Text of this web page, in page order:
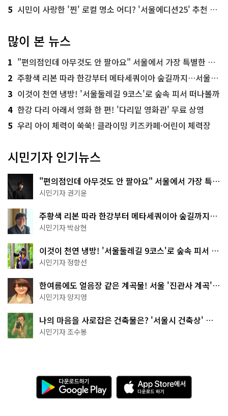
5 시민이 사랑한 '찐' 로컬 명소 어디? '서울에디션25' 추천 코스
많이 본 뉴스
1 "편의점인데 아무것도 안 팔아요" 서울에서 가장 특별한 편의점의 정체
2 주황색 리본 따라 한강부터 메타세쿼이아 숲길까지…서울둘레길 15코스
3 이것이 천연 냉방! '서울둘레길 9코스'로 숲속 피서 떠나볼까
4 한강 다리 아래서 영화 한 편! '다리밑 영화관' 무료 상영
5 우리 아이 체력이 쑥쑥! 클라이밍 키즈카페·어린이 체력장
시민기자 인기뉴스
"편의점인데 아무것도 안 팔아요" 서울에서 가장 특별
한 편의점의 정체
시민기자 권기윤
주황색 리본 따라 한강부터 메타세쿼이아 숲길까지…
서울둘레길 15코스
시민기자 박상현
이것이 천연 냉방! '서울둘레길 9코스'로 숲속 피서 떠
나볼까
시민기자 정향선
한여름에도 얼음장 같은 계곡물! 서울 '진관사 계곡'이
천국이네~
시민기자 양지영
나의 마음을 사로잡은 건축물은? '서울시 건축상' 수
상작 공개!
시민기자 조수봉
다
운
로
A
p
p